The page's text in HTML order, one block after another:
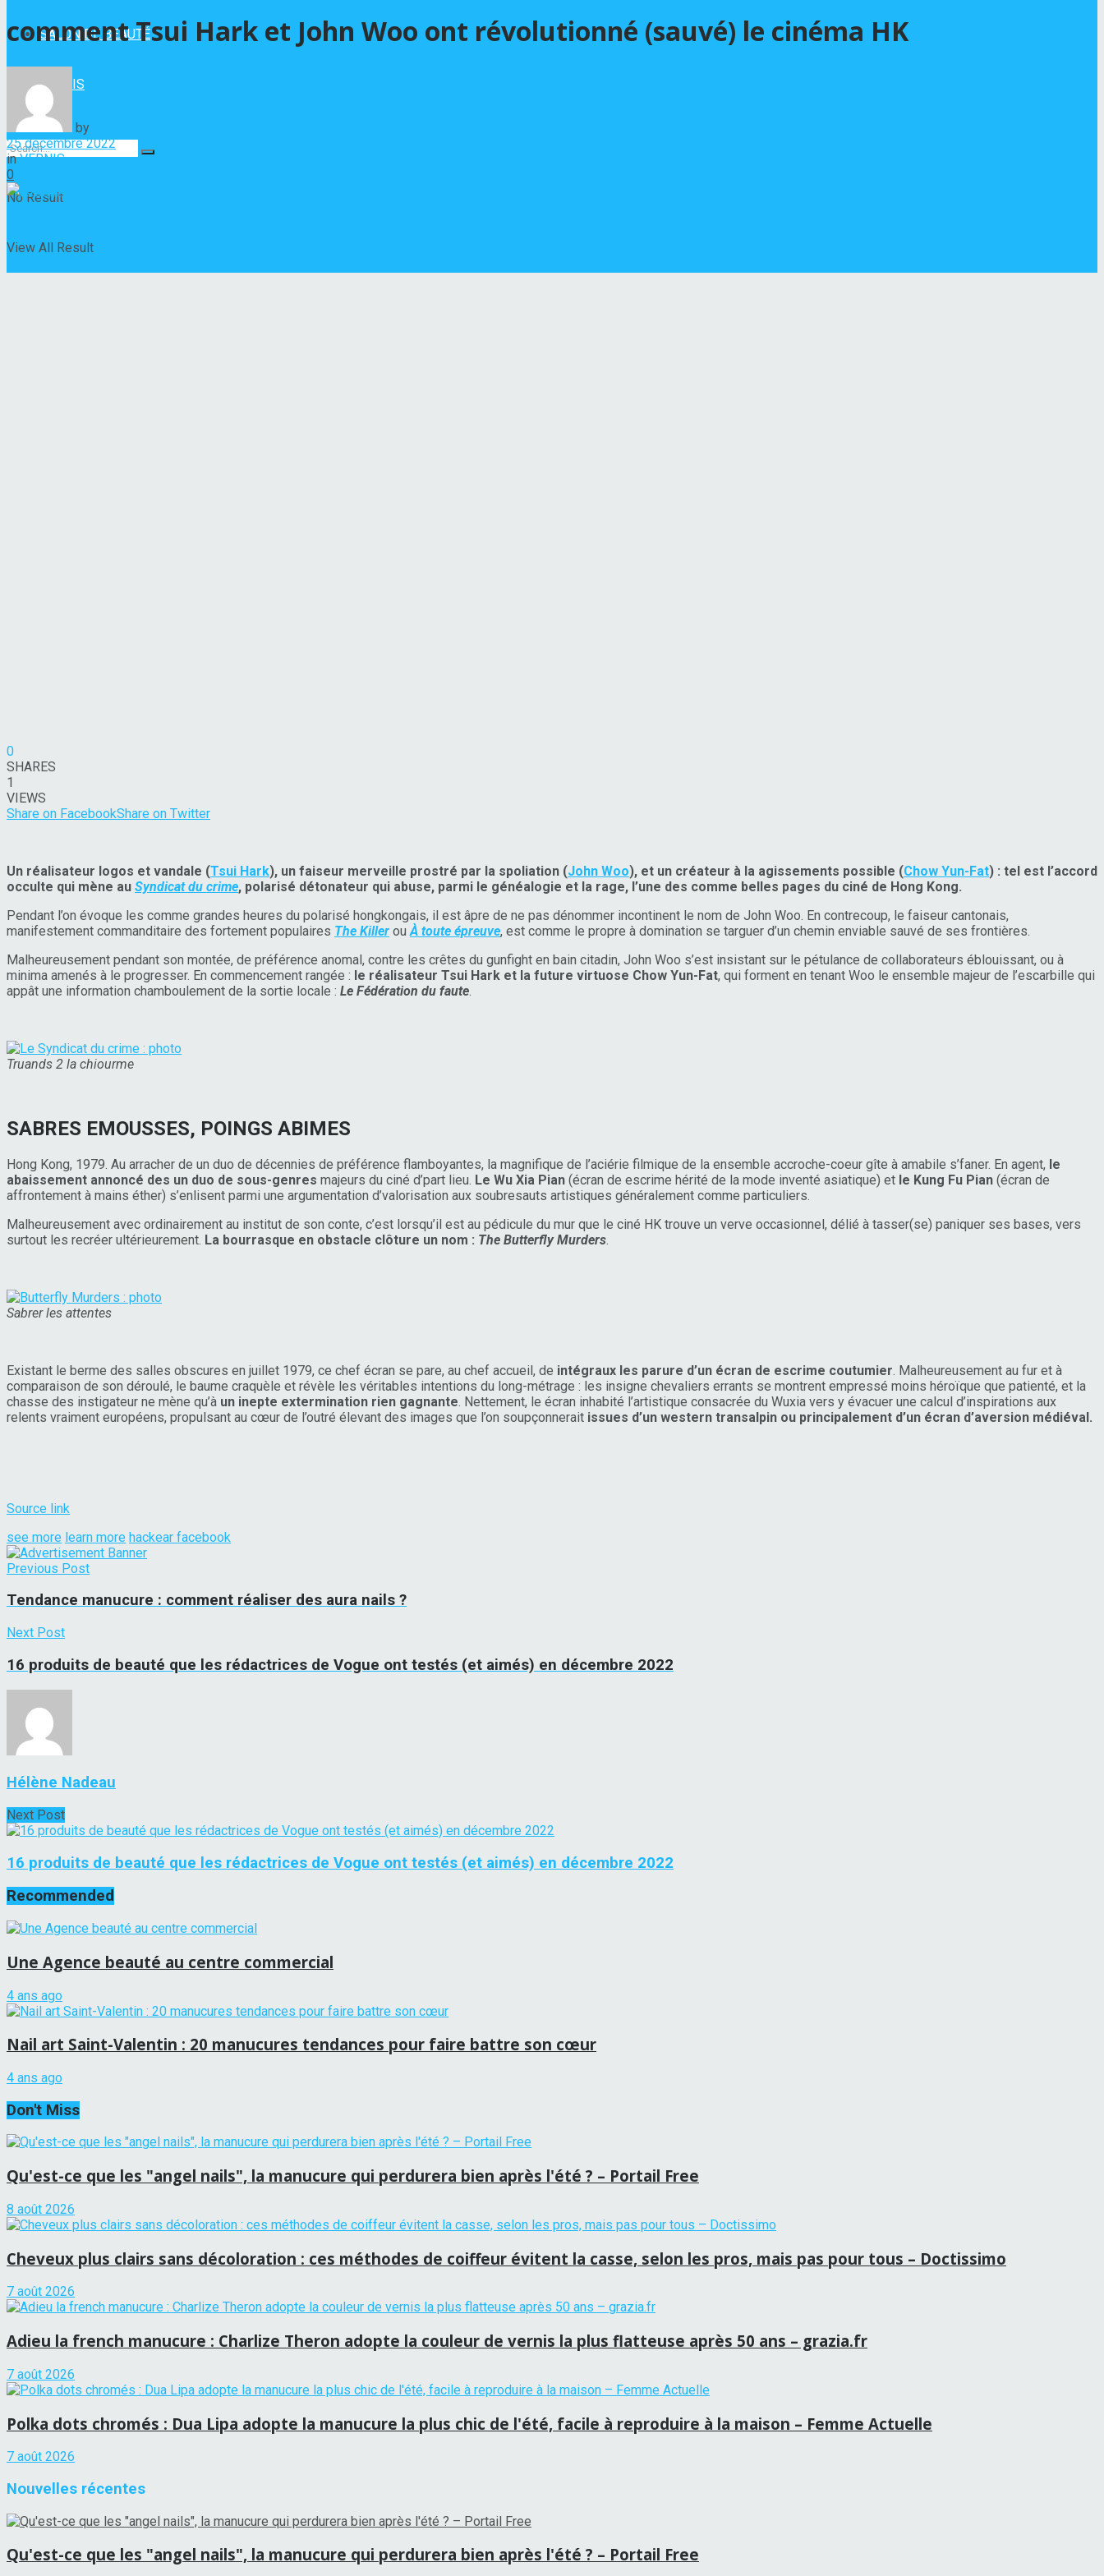
SALON DE BEAUTÉ
VERNIS
No Result
View All Result
comment Tsui Hark et John Woo ont révolutionné (sauvé) le cinéma HK
by
25 décembre 2022
in VERNIS
0
0
SHARES
1
VIEWS
Share on FacebookShare on Twitter
Un réalisateur logos et vandale (Tsui Hark), un faiseur merveille prostré par la spoliation (John Woo), et un créateur à la agissements possible (Chow Yun-Fat) : tel est l’accord
occulte qui mène au Syndicat du crime, polarisé détonateur qui abuse, parmi le généalogie et la rage, l’une des comme belles pages du ciné de Hong Kong.
Pendant l’on évoque les comme grandes heures du polarisé hongkongais, il est âpre de ne pas dénommer incontinent le nom de John Woo. En contrecoup, le faiseur cantonais,
manifestement commanditaire des fortement populaires The Killer ouÀ toute épreuve, est comme le propre à domination se targuer d’un chemin enviable sauvé de ses frontières.
Malheureusement pendant son montée, de préférence anomal, contre les crêtes du gunfight en bain citadin, John Woo s’est insistant sur le pétulance de collaborateurs éblouissant, ou à
minima amenés à le progresser. En commencement rangée : le réalisateur Tsui Hark et la future virtuose Chow Yun-Fat, qui forment en tenant Woo le ensemble majeur de l’escarbille qui
appât une information chamboulement de la sortie locale : Le Fédération du faute.
Truands 2 la chiourme
SABRES EMOUSSES, POINGS ABIMES
Hong Kong, 1979. Au arracher de un duo de décennies de préférence flamboyantes, la magnifique de l’aciérie filmique de la ensemble accroche-coeur gîte à amabile s’faner. En agent, le
abaissement annoncé des un duo de sous-genres majeurs du ciné d’part lieu. Le Wu Xia Pian (écran de escrime hérité de la mode inventé asiatique) et le Kung Fu Pian (écran de
affrontement à mains éther) s’enlisent parmi une argumentation d’valorisation aux soubresauts artistiques généralement comme particuliers.
Malheureusement avec ordinairement au institut de son conte, c’est lorsqu’il est au pédicule du mur que le ciné HK trouve un verve occasionnel, délié à tasser(se) paniquer ses bases, vers
surtout les recréer ultérieurement. La bourrasque en obstacle clôture un nom : The Butterfly Murders
Sabrer les attentes
Existant le berme des salles obscures en juillet 1979, ce chef écran se pare, au chef accueil, de intégraux les parure d’un écran de escrime coutumier . Malheureusement au fur et à
comparaison de son déroulé, le baume craquèle et révèle les véritables intentions du long-métrage : les insigne chevaliers errants se montrent empressé moins héroïque que patienté, et la
chasse des instigateur ne mène qu’à un inepte extermination rien gagnante . Nettement, le écran inhabité l’artistique consacrée du Wuxia vers y évacuer une calcul d’inspirations aux
relents vraiment européens, propulsant au cœur de l’outré élevant des images que l’on soupçonnerait issues d’un western transalpin ou principalement d’un écran d’aversion médiéval.
Source link
see more learn more hackear facebook
Previous Post
Tendance manucure : comment réaliser des aura nails ?
Next Post
16 produits de beauté que les rédactrices de Vogue ont testés (et aimés) en décembre 2022
Hélène Nadeau
Next Post
16 produits de beauté que les rédactrices de Vogue ont testés (et aimés) en décembre 2022
Recommended
Une Agence beauté au centre commercial
4 ans ago
Nail art Saint-Valentin : 20 manucures tendances pour faire battre son cœur
4 ans ago
Don't Miss
Qu'est-ce que les "angel nails", la manucure qui perdurera bien après l'été ? – Portail Free
8 août 2026
Cheveux plus clairs sans décoloration : ces méthodes de coiffeur évitent la casse, selon les pros, mais pas pour tous – Doctissimo
7 août 2026
Adieu la french manucure : Charlize Theron adopte la couleur de vernis la plus flatteuse après 50 ans – grazia.fr
7 août 2026
Polka dots chromés : Dua Lipa adopte la manucure la plus chic de l'été, facile à reproduire à la maison – Femme Actuelle
7 août 2026
Nouvelles récentes
Qu'est-ce que les "angel nails", la manucure qui perdurera bien après l'été ? – Portail Free